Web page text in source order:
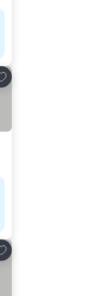
aos favoritos
aos favoritos